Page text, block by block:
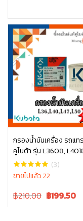
กรองน้ำมันเครื่อง รถแท
คูโบต้า รุ่น L3608,
L4508, L4708, L5018,
, W9501-31070B
(3)
ขายไปแล้ว 22
Original
฿210.00 Current
฿199.50
หยิบใส่ตะกร้า